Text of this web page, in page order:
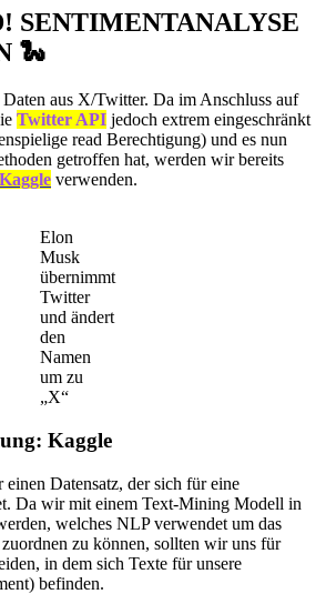
SENTIMENTANALYSE
🐍
aus X/Twitter. Da im Anschluss auf
Twitter API jedoch extrem eingeschränkt
read Berechtigung) und es nun
getroffen hat, werden wir bereits
Kaggle verwenden.
Elon
Musk
übernimmt
Twitter
und ändert
den
Namen
um zu
„X“
Kaggle
Datensatz, der sich für eine
Da wir mit einem Text-Mining Modell in
welches NLP verwendet um das
zuordnen zu können, sollten wir uns für
in dem sich Texte für unsere
befinden.